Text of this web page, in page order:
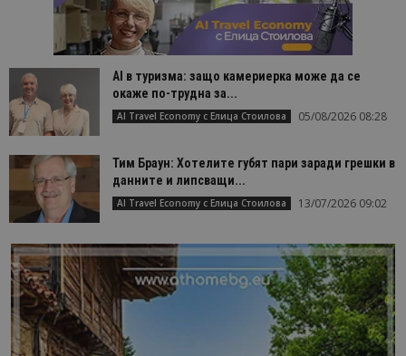
AI в туризма: защо камериерка може да се
окаже по-трудна за...
AI Travel Economy с Елица Стоилова 05/08/2026 08:28
Тим Браун: Хотелите губят пари заради грешки в
данните и липсващи...
AI Travel Economy с Елица Стоилова 13/07/2026 09:02